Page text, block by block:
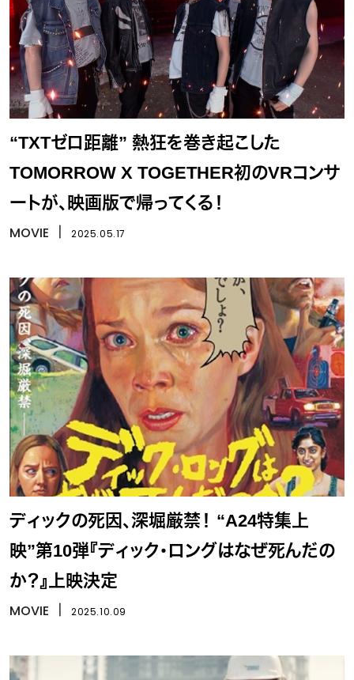
“TXTゼロ距離” 熱狂を巻き起こした
TOMORROW X TOGETHER初のVRコンサ
ートが、映画版で帰ってくる！
MOVIE 2025.05.17
ディックの死因、深堀厳禁！ “A24特集上
映”第10弾『ディック・ロングはなぜ死んだの
か？』上映決定
MOVIE 2025.10.09